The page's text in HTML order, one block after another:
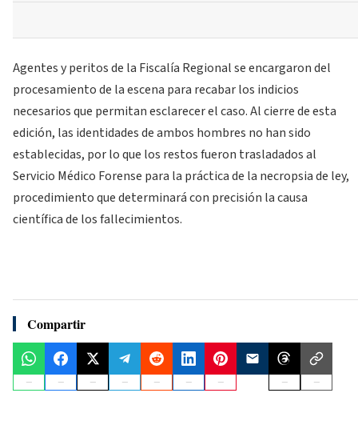
Agentes y peritos de la Fiscalía Regional se encargaron del
procesamiento de la escena para recabar los indicios
necesarios que permitan esclarecer el caso. Al cierre de esta
edición, las identidades de ambos hombres no han sido
establecidas, por lo que los restos fueron trasladados al
Servicio Médico Forense para la práctica de la necropsia de ley,
procedimiento que determinará con precisión la causa
científica de los fallecimientos.
Compartir